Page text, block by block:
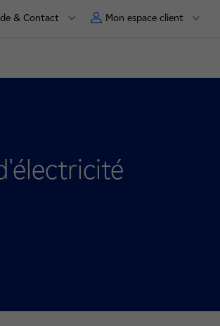
& Contact Mon espace client